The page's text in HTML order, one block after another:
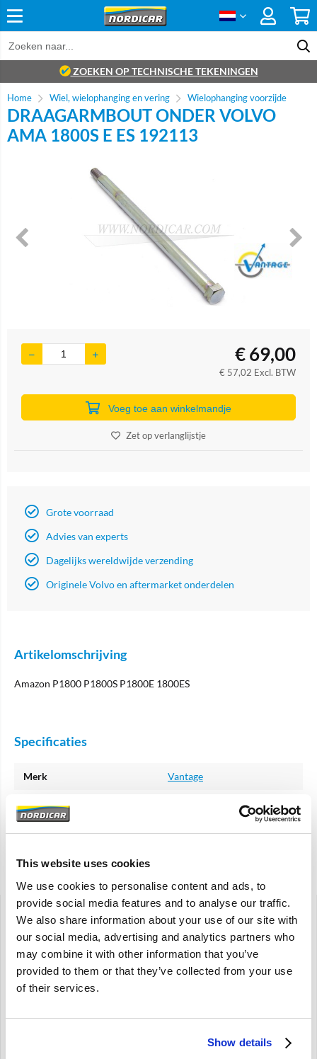
This website uses cookies
We use cookies to personalise content and ads, to
provide social media features and to analyse our traffic.
We also share information about your use of our site with
our social media, advertising and analytics partners who
may combine it with other information that you’ve
provided to them or that they’ve collected from your use
of their services.
Show details
ZOEKEN OP TECHNISCHE TEKENINGEN
Home Wiel, wielophanging en vering Wielophanging voorzijde
DRAAGARMBOUT ONDER VOLVO
AMA 1800S E ES 192113
Brand
€69,00
€ 57,02 Excl. BTW
Voeg toe aan winkelmandje
Zet op verlanglijstje
Grote voorraad
Advies van experts
Dagelijks wereldwijde verzending
Originele Volvo en aftermarket onderdelen
Artikelomschrijving
Amazon P1800 P1800S P1800E 1800ES
Specificaties
Merk Vantage
Artikelcode
Brand
Draagarm silentblock Onder Volvo Ama 1800 140 67-68